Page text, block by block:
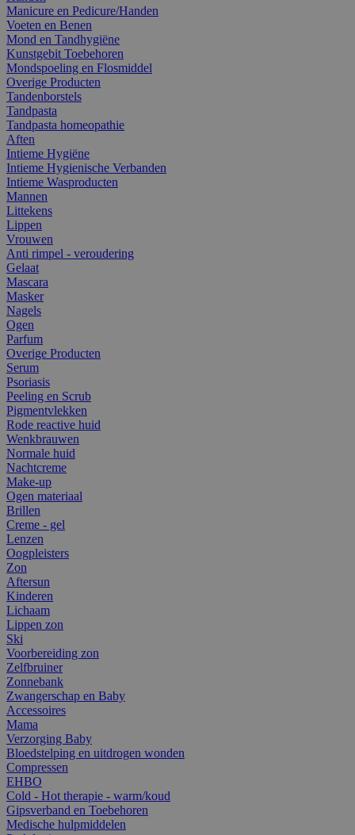
Manicure en Pedicure/Handen
Voeten en Benen
Mond en Tandhygiëne
Kunstgebit Toebehoren
Mondspoeling en Flosmiddel
Overige Producten
Tandenborstels
Tandpasta
Tandpasta homeopathie
Aften
Intieme Hygiëne
Intieme Hygienische Verbanden
Intieme Wasproducten
Mannen
Littekens
Lippen
Vrouwen
Anti rimpel - veroudering
Gelaat
Mascara
Masker
Nagels
Ogen
Parfum
Overige Producten
Serum
Psoriasis
Peeling en Scrub
Pigmentvlekken
Rode reactive huid
Wenkbrauwen
Normale huid
Nachtcreme
Make-up
Ogen materiaal
Brillen
Creme - gel
Lenzen
Oogpleisters
Zon
Aftersun
Kinderen
Lichaam
Lippen zon
Ski
Voorbereiding zon
Zelfbruiner
Zonnebank
Zwangerschap en Baby
Accessoires
Mama
Verzorging Baby
Bloedstelping en uitdrogen wonden
Compressen
EHBO
Cold - Hot therapie - warm/koud
Gipsverband en Toebehoren
Medische hulpmiddelen